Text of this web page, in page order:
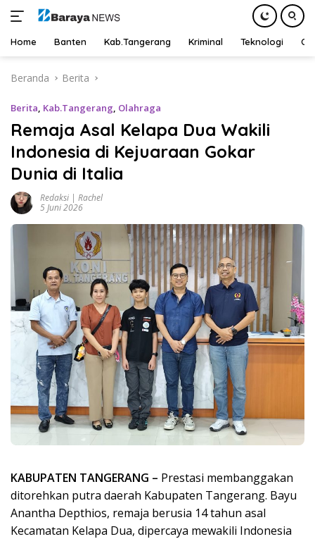
Home Banten Kab.Tangerang Kriminal Teknologi
Beranda Berita
Berita, Kab.Tangerang, Olahraga
Remaja Asal Kelapa Dua Wakili
Indonesia di Kejuaraan Gokar
Dunia di Italia
Redaksi | Rachel
5 Juni 2026
KABUPATEN TANGERANG – Prestasi membanggakan
ditorehkan putra daerah Kabupaten Tangerang. Bayu
Anantha Depthios, remaja berusia 14 tahun asal
Kecamatan Kelapa Dua, dipercaya mewakili Indonesia